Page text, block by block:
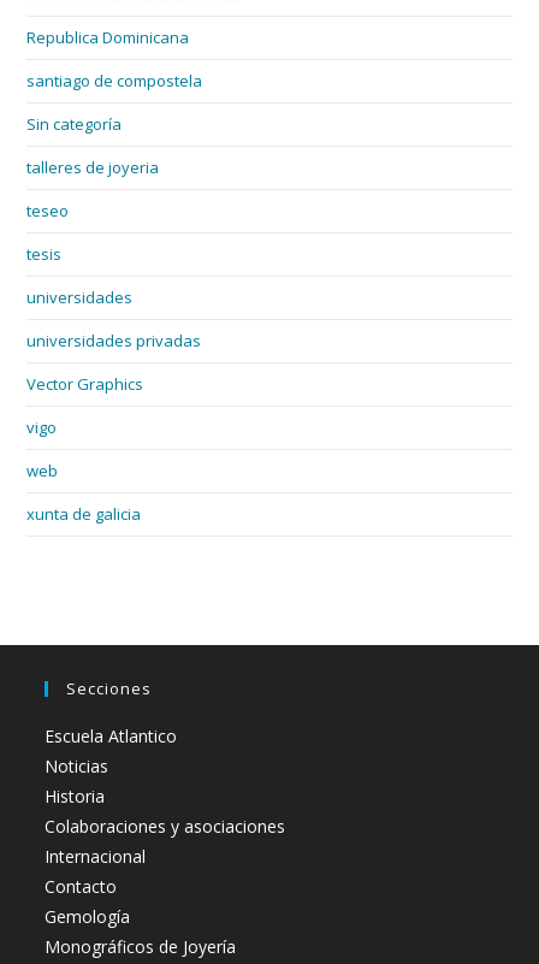
Republica Dominicana
santiago de compostela
Sin categoría
talleres de joyeria
teseo
tesis
universidades
universidades privadas
Vector Graphics
vigo
web
xunta de galicia
Secciones
Escuela Atlantico
Noticias
Historia
Colaboraciones y asociaciones
Internacional
Contacto
Gemología
Monográficos de Joyería